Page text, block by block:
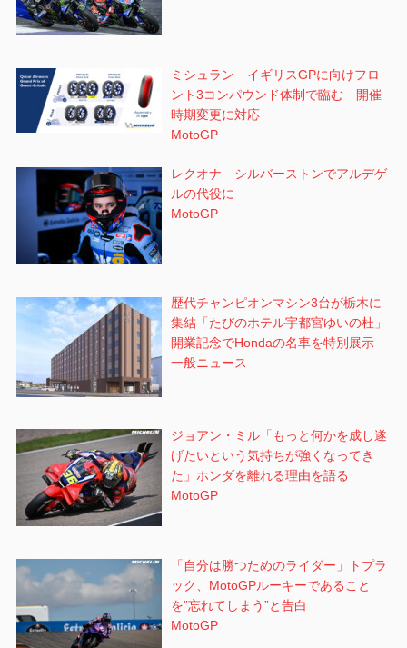
ミシュラン イギリスGPに向けフロ
ント3コンパウンド体制で臨む 開催
時期変更に対応
MotoGP
レクオナ シルバーストンでアルデゲ
ルの代役に
MotoGP
歴代チャンピオンマシン3台が栃木に
集結「たびのホテル宇都宮ゆいの杜」
開業記念でHondaの名車を特別展示
一般ニュース
ジョアン・ミル「もっと何かを成し遂
げたいという気持ちが強くなってき
た」ホンダを離れる理由を語る
MotoGP
「自分は勝つためのライダー」トプラ
ック、MotoGPルーキーであること
を”忘れてしまう”と告白
MotoGP